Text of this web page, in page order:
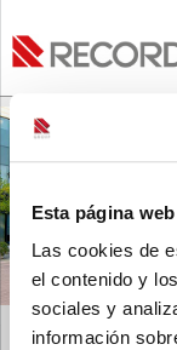
Esta página
Las cookies de
el contenido y
sociales y
información